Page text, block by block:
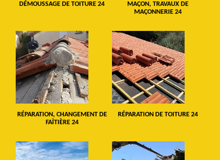
DÉMOUSSAGE DE TOITURE 24
MAÇON, TRAVAUX DE
MAÇONNERIE 24
RÉPARATION, CHANGEMENT DE
FAÎTIÈRE 24
RÉPARATION DE TOITURE 24